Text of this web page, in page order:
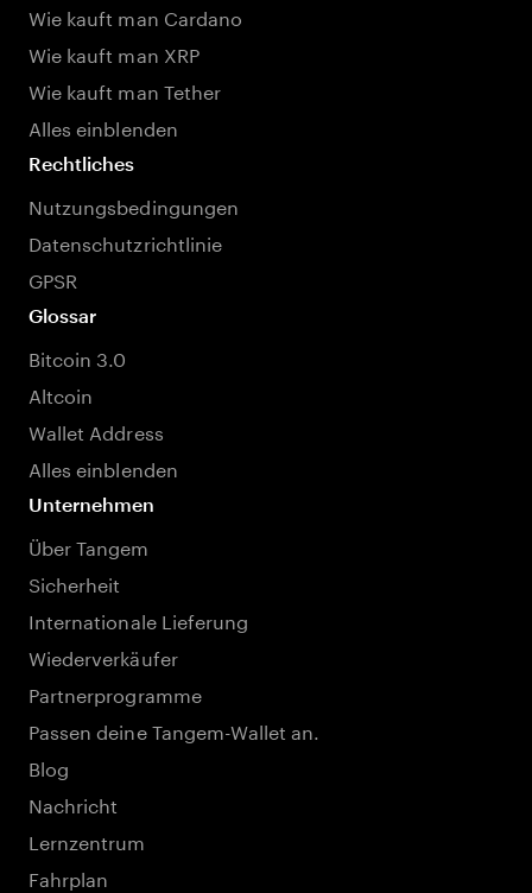
Wie kauft man Cardano
Wie kauft man XRP
Wie kauft man Tether
Alles einblenden
Rechtliches
Nutzungsbedingungen
Datenschutzrichtlinie
GPSR
Glossar
Bitcoin 3.0
Altcoin
Wallet Address
Alles einblenden
Unternehmen
Über Tangem
Sicherheit
Internationale Lieferung
Wiederverkäufer
Partnerprogramme
Passen deine Tangem-Wallet an.
Blog
Nachricht
Lernzentrum
Fahrplan